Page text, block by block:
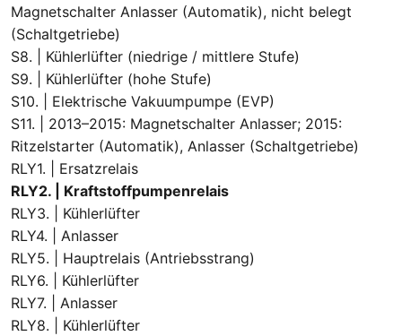
Magnetschalter Anlasser (Automatik), nicht belegt
(Schaltgetriebe)
S8. | Kühlerlüfter (niedrige / mittlere Stufe)
S9. | Kühlerlüfter (hohe Stufe)
S10. | Elektrische Vakuumpumpe (EVP)
S11. | 2013–2015: Magnetschalter Anlasser; 2015:
Ritzelstarter (Automatik), Anlasser (Schaltgetriebe)
RLY1. | Ersatzrelais
RLY2. | Kraftstoffpumpenrelais
RLY3. | Kühlerlüfter
RLY4. | Anlasser
RLY5. | Hauptrelais (Antriebsstrang)
RLY6. | Kühlerlüfter
RLY7. | Anlasser
RLY8. | Kühlerlüfter